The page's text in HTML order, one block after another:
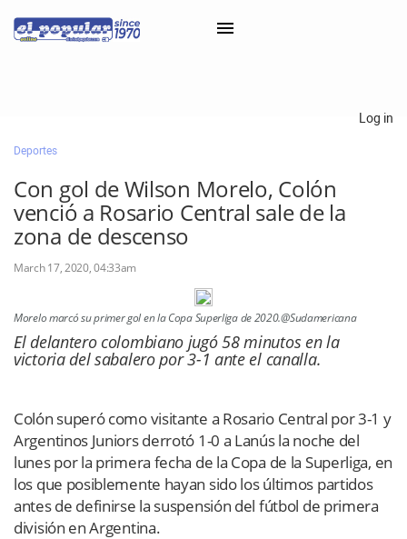
Classifieds
Categorías
Iniciar sesión con Clascal
Log in
Deportes
Con gol de Wilson Morelo, Colón
venció a Rosario Central sale de la
zona de descenso
March 17, 2020, 04:33am
Morelo marcó su primer gol en la Copa Superliga de 2020.@Sudamericana
El delantero colombiano jugó 58 minutos en la
victoria del sabalero por 3-1 ante el canalla.
Colón superó como visitante a Rosario Central por 3-1 y
Argentinos Juniors derrotó 1-0 a Lanús la noche del
lunes por la primera fecha de la Copa de la Superliga, en
los que posiblemente hayan sido los últimos partidos
antes de definirse la suspensión del fútbol de primera
división en Argentina.